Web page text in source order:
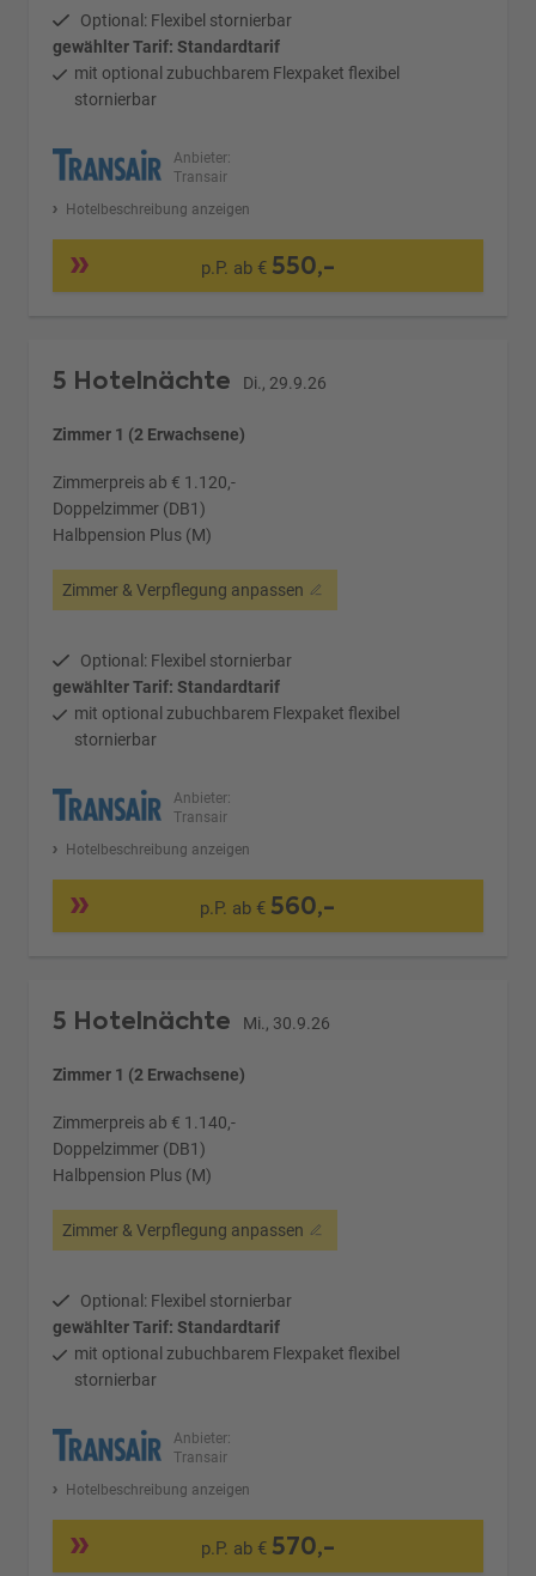
Optional: Flexibel stornierbar
gewählter Tarif: Standardtarif
mit optional zubuchbarem Flexpaket flexibel
stornierbar
Anbieter:
Transair
Hotelbeschreibung anzeigen
p.P. ab € 550,-
5 Hotelnächte Di., 29.9.26
Zimmer 1 (2 Erwachsene)
Zimmerpreis ab € 1.120,-
Doppelzimmer (DB1)
Halbpension Plus (M)
Zimmer & Verpflegung anpassen
Optional: Flexibel stornierbar
gewählter Tarif: Standardtarif
mit optional zubuchbarem Flexpaket flexibel
stornierbar
Anbieter:
Transair
Hotelbeschreibung anzeigen
p.P. ab € 560,-
5 Hotelnächte Mi., 30.9.26
Zimmer 1 (2 Erwachsene)
Zimmerpreis ab € 1.140,-
Doppelzimmer (DB1)
Halbpension Plus (M)
Zimmer & Verpflegung anpassen
Optional: Flexibel stornierbar
gewählter Tarif: Standardtarif
mit optional zubuchbarem Flexpaket flexibel
stornierbar
Anbieter:
Transair
Hotelbeschreibung anzeigen
p.P. ab € 570,-